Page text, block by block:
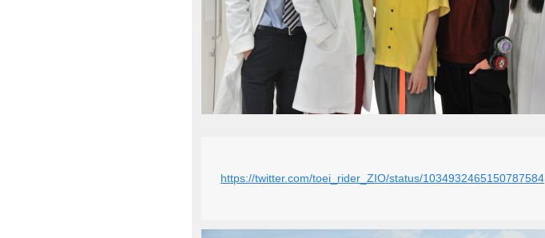
https://twitter.com/toei_rider_ZIO/status/1034932465150787584